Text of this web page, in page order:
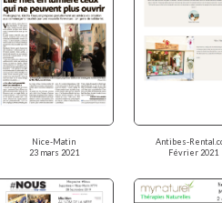
Nice-Matin
23 mars 2021
Antibes-
Février 2021